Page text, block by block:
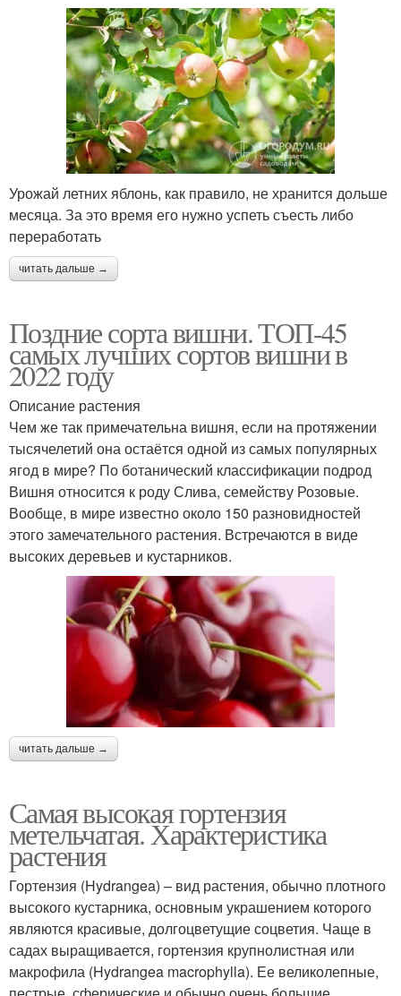
Урожай летних яблонь, как правило, не хранится дольше
месяца. За это время его нужно успеть съесть либо
переработать
читать дальше →
Поздние сорта вишни. ТОП-45
самых лучших сортов вишни в
2022 году
Описание растения
Чем же так примечательна вишня, если на протяжении
тысячелетий она остаётся одной из самых популярных
ягод в мире? По ботанический классификации подрод
Вишня относится к роду Слива, семейству Розовые.
Вообще, в мире известно около 150 разновидностей
этого замечательного растения. Встречаются в виде
высоких деревьев и кустарников.
читать дальше →
Самая высокая гортензия
метельчатая. Характеристика
растения
Гортензия (Hydrangea) – вид растения, обычно плотного
высокого кустарника, основным украшением которого
являются красивые, долгоцветущие соцветия. Чаще в
садах выращивается, гортензия крупнолистная или
макрофила (Hydrangea macrophylla). Ее великолепные,